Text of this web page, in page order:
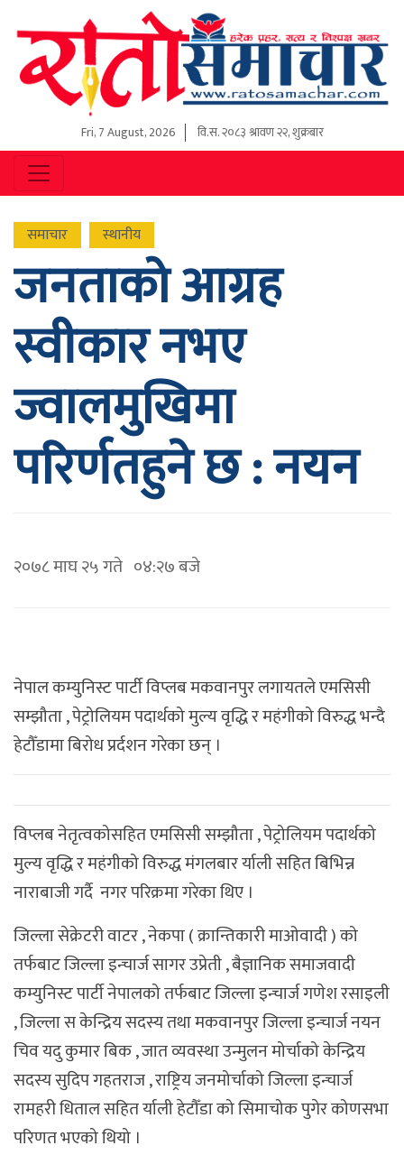
Fri, 7 August, 2026 वि.स.२०८३ श्रावण २२, शुक्रबार
समाचार स्थानीय
जनताको आग्रह
स्वीकार नभए
ज्वालमुखिमा
परिर्णतहुने छ : नयन
२०७८ माघ २५ गते ०४:२७ बजे
नेपाल कम्युनिस्ट पार्टी विप्लब मकवानपुर लगायतले एमसिसी
सम्झौता , पेट्रोलियम पदार्थको मुल्य वृद्धि र महंगीको विरुद्ध भन्दै
हेटौँडामा बिरोध प्रर्दशन गरेका छन् ।
विप्लब नेतृत्वकोसहित एमसिसी सम्झौता , पेट्रोलियम पदार्थको
मुल्य वृद्धि र महंगीको विरुद्ध मंगलबार र्याली सहित बिभिन्न
नाराबाजी गर्दै नगर परिक्रमा गरेका थिए ।
जिल्ला सेक्रेटरी वाटर , नेकपा ( क्रान्तिकारी माओवादी ) को
तर्फबाट जिल्ला इन्चार्ज सागर उप्रेती , बैज्ञानिक समाजवादी
कम्युनिस्ट पार्टी नेपालको तर्फबाट जिल्ला इन्चार्ज गणेश रसाइली
, जिल्ला स केन्द्रिय सदस्य तथा मकवानपुर जिल्ला इन्चार्ज नयन
चिव यदु कुमार बिक , जात व्यवस्था उन्मुलन मोर्चाको केन्द्रिय
सदस्य सुदिप गहतराज , राष्ट्रिय जनमोर्चाको जिल्ला इन्चार्ज
रामहरी धिताल सहित र्याली हेटौँडा को सिमाचोक पुगेर कोणसभा
परिणत भएको थियो ।